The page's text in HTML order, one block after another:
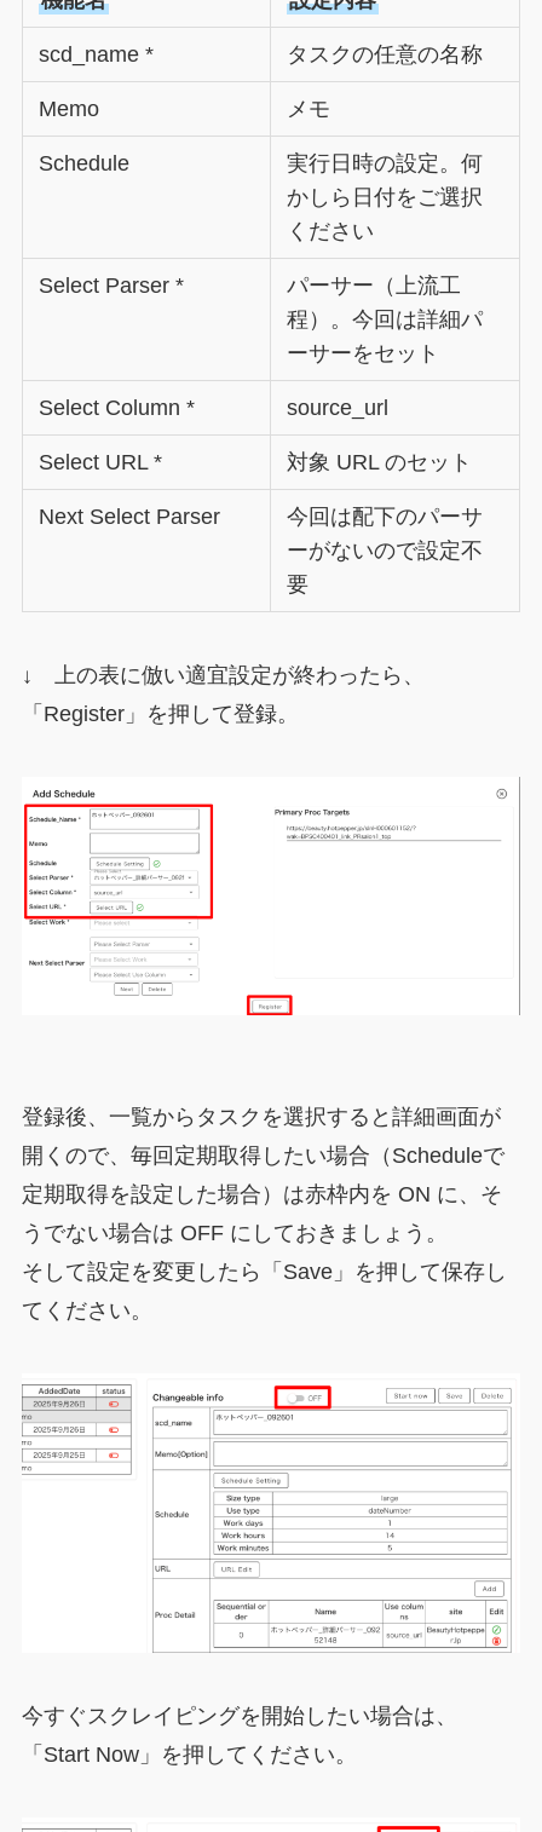
scd_name * タスクの任意の名称
Memo メモ
Schedule
実行日時の設定。何
かしら日付をご選択
ください
Select Parser *
パーサー（上流工
程）。今回は詳細パ
ーサーをセット
Select Column * source_url
Select URL * 対象 URL のセット
Next Select Parser
今回は配下のパーサ
ーがないので設定不
要
↓ 上の表に倣い適宜設定が終わったら、
「Register」を押して登録。
登録後、一覧からタスクを選択すると詳細画面が
開くので、毎回定期取得したい場合（Scheduleで
定期取得を設定した場合）は赤枠内を ON に、そ
うでない場合は OFF にしておきましょう。
そして設定を変更したら「Save」を押して保存し
てください。
今すぐスクレイピングを開始したい場合は、
「Start Now」を押してください。